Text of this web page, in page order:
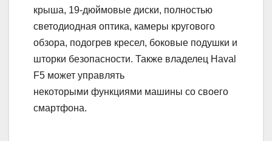
крыша, 19-дюймовые диски, полностью
светодиодная оптика, камеры кругового
обзора, подогрев кресел, боковые подушки и
шторки безопасности. Также владелец Haval
F5 может управлять
некоторыми функциями машины со своего
смартфона.